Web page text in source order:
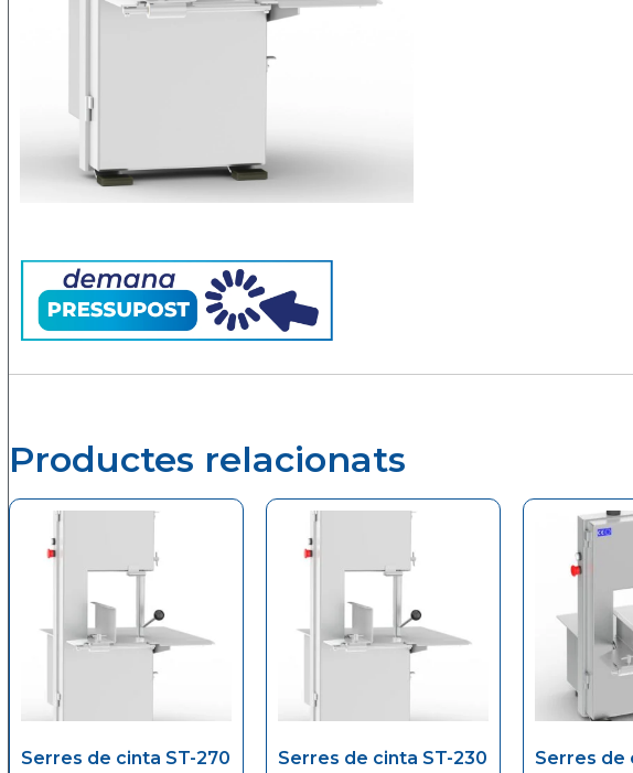
Productes relacionats
Serres de cinta ST-270 Serres de cinta ST-230 Serres de